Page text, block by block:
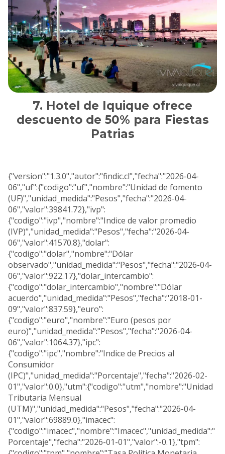
Hotel de Iquique ofrece
descuento de 50% para Fiestas
Patrias
{"version":"1.3.0","autor":"findic.cl","fecha":"2026-04-
06","uf":{"codigo":"uf","nombre":"Unidad de fomento
(UF)","unidad_medida":"Pesos","fecha":"2026-04-
06","valor":39841.72},"ivp":
{"codigo":"ivp","nombre":"Indice de valor promedio
(IVP)","unidad_medida":"Pesos","fecha":"2026-04-
06","valor":41570.8},"dolar":
{"codigo":"dolar","nombre":"Dólar
observado","unidad_medida":"Pesos","fecha":"2026-04-
06","valor":922.17},"dolar_intercambio":
{"codigo":"dolar_intercambio","nombre":"Dólar
acuerdo","unidad_medida":"Pesos","fecha":"2018-01-
09","valor":837.59},"euro":
{"codigo":"euro","nombre":"Euro (pesos por
euro)","unidad_medida":"Pesos","fecha":"2026-04-
06","valor":1064.37},"ipc":
{"codigo":"ipc","nombre":"Indice de Precios al
Consumidor
(IPC)","unidad_medida":"Porcentaje","fecha":"2026-02-
01","valor":0.0},"utm":{"codigo":"utm","nombre":"Unidad
Tributaria Mensual
(UTM)","unidad_medida":"Pesos","fecha":"2026-04-
01","valor":69889.0},"imacec":
{"codigo":"imacec","nombre":"Imacec","unidad_medida":"
Porcentaje","fecha":"2026-01-01","valor":-0.1},"tpm":